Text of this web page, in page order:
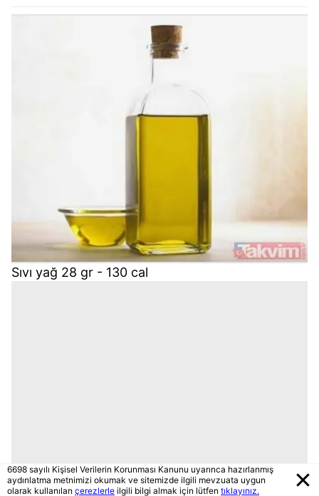
Sıvı yağ 28 gr - 130 cal
6698 sayılı Kişisel Verilerin Korunması Kanunu uyarınca hazırlanmış
aydınlatma metnimizi okumak ve sitemizde ilgili mevzuata uygun
olarak kullanılan çerezlerle ilgili bilgi almak için lütfen tıklayınız.